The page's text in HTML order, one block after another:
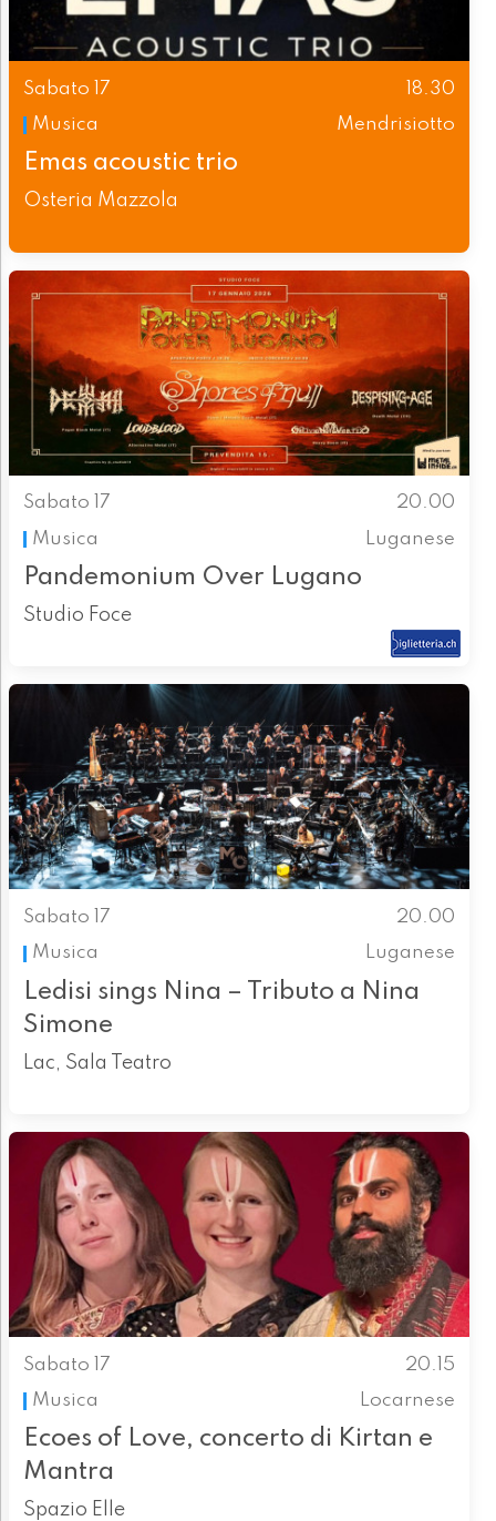
Sabato 17
18.30
Musica
Mendrisiotto
Emas acoustic trio
Osteria Mazzola
Sabato 17
20.00
Musica
Luganese
Pandemonium Over Lugano
Studio Foce
Sabato 17
20.00
Musica
Luganese
Ledisi sings Nina – Tributo a Nina
Simone
Lac, Sala Teatro
Sabato 17
20.15
Musica
Locarnese
Ecoes of Love, concerto di Kirtan e
Mantra
Spazio Elle